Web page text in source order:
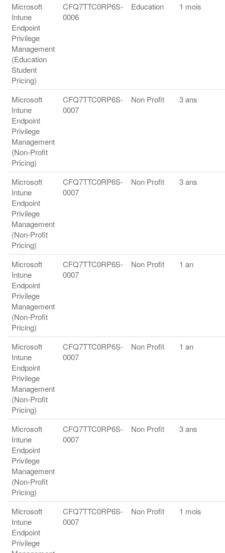
Microsoft
Intune
Endpoint
Privilege
Management
(Education
Student
Pricing)
CFQ7TTC0RP6S-
0006
Education 1 mois
Microsoft
Intune
Endpoint
Privilege
Management
(Non-Profit
Pricing)
CFQ7TTC0RP6S-
0007
Non Profit 3 ans
Microsoft
Intune
Endpoint
Privilege
Management
(Non-Profit
Pricing)
CFQ7TTC0RP6S-
0007
Non Profit 3 ans
Microsoft
Intune
Endpoint
Privilege
Management
(Non-Profit
Pricing)
CFQ7TTC0RP6S-
0007
Non Profit 1 an
Microsoft
Intune
Endpoint
Privilege
Management
(Non-Profit
Pricing)
CFQ7TTC0RP6S-
0007
Non Profit 1 an
Microsoft
Intune
Endpoint
Privilege
Management
(Non-Profit
Pricing)
CFQ7TTC0RP6S-
0007
Non Profit 3 ans
Microsoft
Intune
Endpoint
Privilege
CFQ7TTC0RP6S-
0007
Non Profit 1 mois